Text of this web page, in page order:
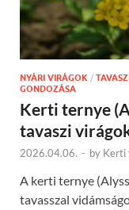
NYÁRI VIRÁGOK /
GONDOZÁSA
Kerti ternye
tavaszi
2026.04.06. - by Kerti
A kerti ternye
tavasszal